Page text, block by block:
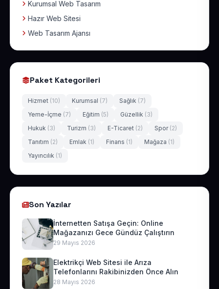
Kurumsal Web Tasarım
Hazır Web Sitesi
Web Tasarım Ajansı
Paket Kategorileri
Hizmet (10) Kurumsal (7) Sağlık (7)
Yeme-İçme (7) Eğitim (5) Güzellik (3)
Hukuk (3) Turizm (3) E-Ticaret (2) Spor (2)
Tanıtım (2) Emlak (1) Finans (1) Mağaza (1)
Yayıncılık (1)
Son Yazılar
İnternetten Satışa Geçin: Online
Mağazanızı Gece Gündüz Çalıştırın
29 Mayıs 2026
Elektrikçi Web Sitesi ile Arıza
Telefonlarını Rakibinizden Önce Alın
28 Mayıs 2026